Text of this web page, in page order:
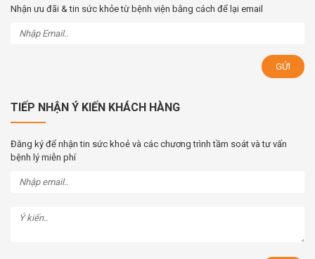
Nhận ưu đãi & tin sức khỏe từ bệnh viện bằng cách để lại email
TIẾP NHẬN Ý KIẾN KHÁCH HÀNG
Đăng ký để nhận tin sức khoẻ và các chương trình tầm soát và tư vấn
bệnh lý miễn phí